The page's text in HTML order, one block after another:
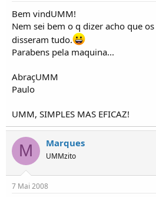
Bem vindUMM!
Nem sei bem o q dizer acho que
disseram tudo.
Parabens pela maquina...
AbraçUMM
Paulo
UMM, SIMPLES MAS EFICAZ!
M Marques
UMMzito
7 Mai 2008